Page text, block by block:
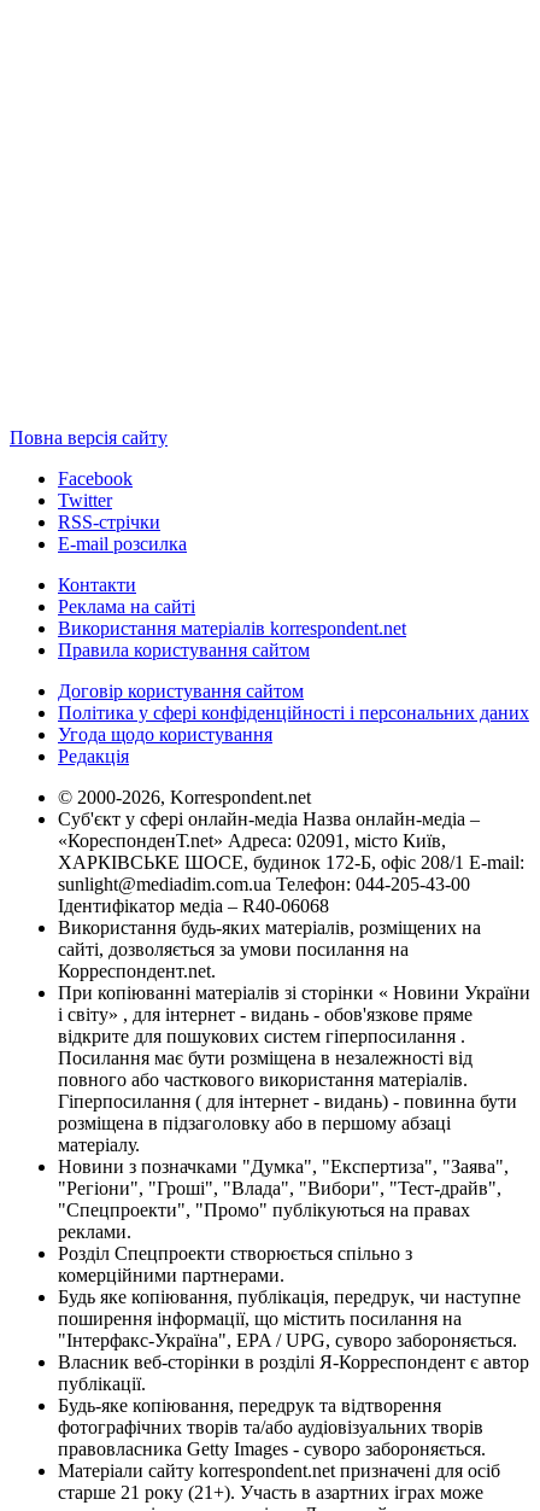
Повна версія сайту
Facebook
Twitter
RSS-стрічки
E-mail розсилка
Контакти
Реклама на сайті
Використання матеріалів korrespondent.net
Правила користування сайтом
Договір користування сайтом
Політика у сфері конфіденційності і персональних даних
Угода щодо користування
Редакція
© 2000-2026, Korrespondent.net
Суб'єкт у сфері онлайн-медіа Назва онлайн-медіа –
«КореспонденТ.net» Адреса: 02091, місто Київ,
ХАРКІВСЬКЕ ШОСЕ, будинок 172-Б, офіс 208/1 E-mail:
sunlight@mediadim.com.ua Телефон: 044-205-43-00
Ідентифікатор медіа – R40-06068
Використання будь-яких матеріалів, розміщених на
сайті, дозволяється за умови посилання на
Корреспондент.net.
При копіюванні матеріалів зі сторінки « Новини України
і світу» , для інтернет - видань - обов'язкове пряме
відкрите для пошукових систем гіперпосилання .
Посилання має бути розміщена в незалежності від
повного або часткового використання матеріалів.
Гіперпосилання ( для інтернет - видань) - повинна бути
розміщена в підзаголовку або в першому абзаці
матеріалу.
Новини з позначками "Думка", "Експертиза", "Заява",
"Регіони", "Гроші", "Влада", "Вибори", "Тест-драйв",
"Спецпроекти", "Промо" публікуються на правах
реклами.
Розділ Спецпроекти створюється спільно з
комерційними партнерами.
Будь яке копіювання, публікація, передрук, чи наступне
поширення інформації, що містить посилання на
"Інтерфакс-Україна", EPA / UPG, суворо забороняється.
Власник веб-сторінки в розділі Я-Корреспондент є автор
публікації.
Будь-яке копіювання, передрук та відтворення
фотографічних творів та/або аудіовізуальних творів
правовласника Getty Images - суворо забороняється.
Матеріали сайту korrespondent.net призначені для осіб
старше 21 року (21+). Участь в азартних іграх може